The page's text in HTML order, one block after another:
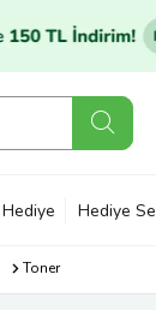
Hediye Hediye
Toner